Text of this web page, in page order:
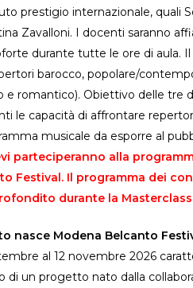
prestigio internazionale, quali
Zavalloni. I docenti saranno
durante tutte le ore di aula. Il
barocco, popolare/
e romantico). Obiettivo delle tre
le capacità di affrontare
musicale da esporre al
parteciperanno alla
Festival. Il programma dei
durante la
nasce Modena Belcanto
al 12 novembre 2026
di un progetto nato dalla